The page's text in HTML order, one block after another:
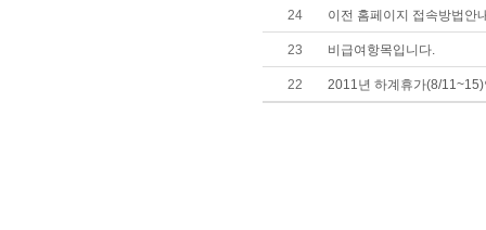
24 이전 홈페이지 접속방법안
23 비급여항목입니다.
22 2011년 하계휴가(8/